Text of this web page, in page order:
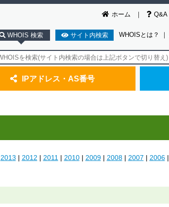
ホーム Q&A
WHOIS 検索 サイト内検索 WHOISとは？ ｜
IPアドレス・AS番号
2013 | 2012 | 2011| 2010| 2009| 2008| 2007 | 2006|